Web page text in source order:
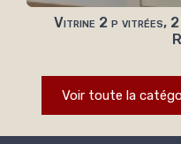
Vitrine 2 p vitrées,
Voir toute la